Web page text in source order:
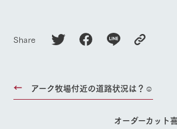
Share
アーク牧場付近の道路状況は？☺︎
オーダーカット